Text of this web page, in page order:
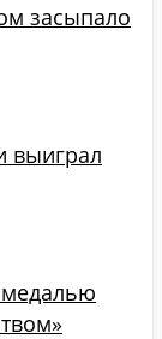
засыпало
выиграл
медалью